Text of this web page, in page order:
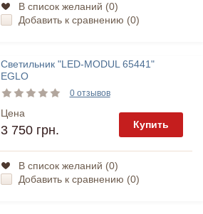
В список желаний (0)
Добавить к сравнению (0)
Светильник "LED-MODUL 65441"
EGLO
0 отзывов
Цена
3 750 грн. Купить
В список желаний (0)
Добавить к сравнению (0)